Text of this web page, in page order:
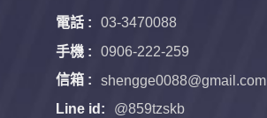
電話 :
03-3470088
手機 :
0906-222-259
信箱 :
shengge0088@gmail.com
Line id:
@859tzskb